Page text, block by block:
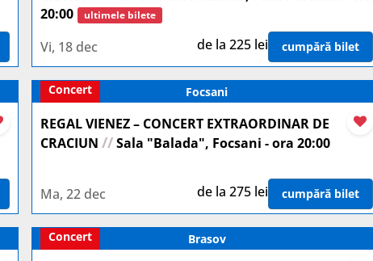
20:00
ultimele bilete
Vi, 18 dec de la 225 lei cumpără bilet
Focsani
Concert
REGAL VIENEZ – CONCERT EXTRAORDINAR DE
CRACIUN //Sala "Balada", Focsani - ora 20:00
Ma, 22 dec de la 275 lei cumpără bilet
Brasov
Concert